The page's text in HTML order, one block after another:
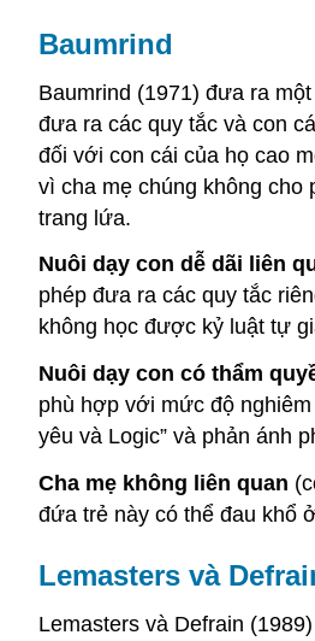
Baumrind
Baumrind (1971) đưa ra
đưa ra các quy tắc và con
đối với con cái của họ cao
vì cha mẹ chúng không cho
trang lứa.
Nuôi dạy con dễ dãi liên
phép đưa ra các quy tắc
không học được kỷ luật tự
Nuôi dạy con có thẩm
phù hợp với mức độ
yêu và Logic” và phản ánh
Cha mẹ không liên quan
đứa trẻ này có thể đau khổ
Lemasters và
Lemasters và Defrain